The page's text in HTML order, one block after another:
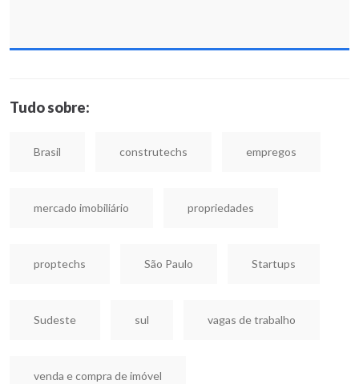
Tudo sobre:
Brasil construtechs empregos
mercado imobiliário propriedades
proptechs São Paulo Startups
Sudeste sul vagas de trabalho
venda e compra de imóvel